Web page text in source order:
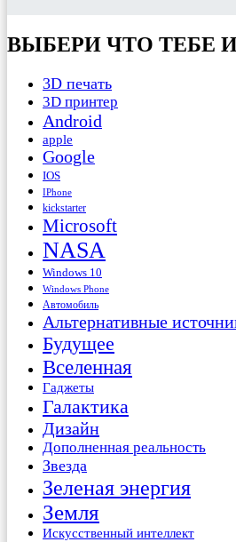
ВЫБЕРИ ЧТО ТЕБЕ
3D печать
3D принтер
Android
apple
Google
IOS
IPhone
kickstarter
Microsoft
NASA
Windows 10
Windows Phone
Автомобиль
Альтернативные
Будущее
Вселенная
Гаджеты
Галактика
Дизайн
Дополненная реальность
Звезда
Зеленая энергия
Земля
Искусственный интеллект